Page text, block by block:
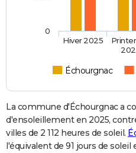
Échourgnac
Hiver 2025
0
La commune d'Échourgnac a
d'ensoleillement en 2025,
villes de 2 112 heures de soleil.
l'équivalent de 91 jours de